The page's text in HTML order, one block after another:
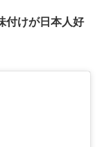
付けが日本人好